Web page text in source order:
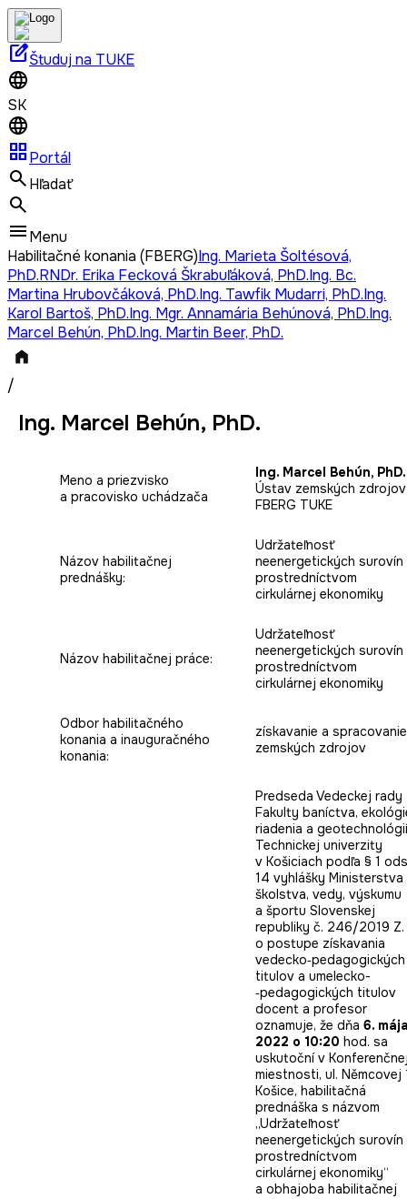
edit_squareŠtuduj na TUKE
SK
grid_viewPortál
Hľadať
Menu
Habilitačné konania (FBERG)Ing. Marieta Šoltésová,
PhD.RNDr. Erika Fecková Škrabuľáková, PhD.Ing. Bc.
Martina Hrubovčáková, PhD.Ing. Tawfik Mudarri, PhD.Ing.
Karol Bartoš, PhD.Ing. Mgr. Annamária Behúnová, PhD.Ing.
Marcel Behún, PhD.Ing. Martin Beer, PhD.
/
Ing. Marcel Behún, PhD.
Meno a priezvisko
a pracovisko uchádzača
Ing. Marcel Behún, PhD.
Ústav zemských zdrojov
FBERG TUKE
Názov habilitačnej
prednášky:
Udržateľnosť
neenergetických surovín
prostredníctvom
cirkulárnej ekonomiky
Názov habilitačnej práce:
Udržateľnosť
neenergetických surovín
prostredníctvom
cirkulárnej ekonomiky
Odbor habilitačného
konania a inauguračného
konania:
získavanie a spracovanie
zemských zdrojov
Predseda Vedeckej rady
Fakulty baníctva,
riadenia a geotechnológií
Technickej univerzity
v Košiciach podľa § 1
14 vyhlášky Ministerstva
školstva, vedy, výskumu
a športu Slovenskej
republiky č. 246/2019 Z.
o postupe získavania
vedecko­‑pedagogických
titulov a umelecko­
‑pedagogických titulov
docent a profesor
oznamuje, že dňa 6.
2022 o 10:20 hod. sa
uskutoční v
miestnosti, ul. Němcovej
Košice, habilitačná
prednáška s názvom
„Udržateľnosť
neenergetických surovín
prostredníctvom
cirkulárnej ekonomiky“
a obhajoba habilitačnej